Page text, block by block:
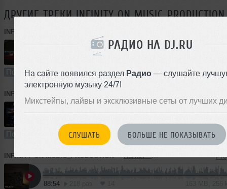
РАДИО НА DJ.RU
На сайте появился раздел Радио — слушайте
электронную музыку 24/7!
Микстейпы, лайвы и эксклюзивные сеты от лучших
СЛУШАТЬ БОЛЬШЕ НЕ ПОКАЗЫВАТЬ
ДРУГИЕ ТРЕКИINFINITY ON MUSIC_PRODUCTION
INFINITY ON MUSIC_PRODUCTION
Подкаст В плейлист
INFINITY ON MUSIC_PRODUCTION
Подкаст В плейлист (в 2 плейлистах)
INFINITY ON MUSIC_PRODUCTION ➝Halikov - Rubicon ( INFINITY_ON_MUSIC_PRODUCTION)
88:54